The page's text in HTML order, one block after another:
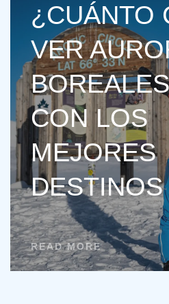
¿CUÁNTO
VER
CON LOS
MEJORES
DESTINOS
READ MORE